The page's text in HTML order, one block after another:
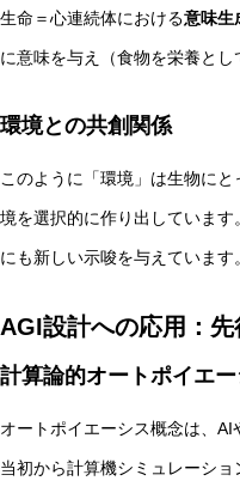
生命＝心連続体における意味生
に意味を与え（食物を栄養と
環境との共創関係
このように「環境」は生物にと
境を選択的に作り出していま
にも新しい示唆を与えています。
AGI設計への応用：
計算論的オートポイエ
オートポイエーシス概念は、
当初から計算機シミュレーシ